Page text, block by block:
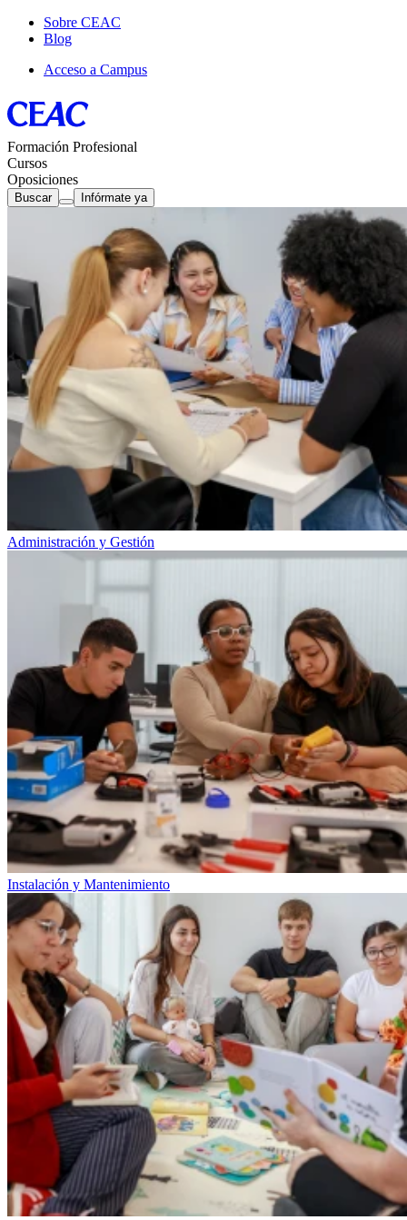
Sobre CEAC
Blog
Acceso a Campus
Formación Profesional
Cursos
Oposiciones
Buscar Infórmate ya
Administración y Gestión
Instalación y Mantenimiento